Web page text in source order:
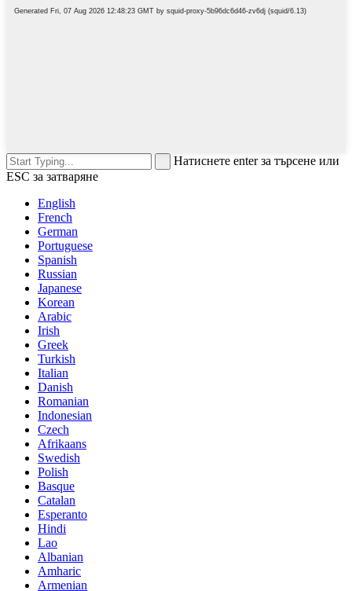
Натиснете enter за търсене или
ESC за затваряне
English
French
German
Portuguese
Spanish
Russian
Japanese
Korean
Arabic
Irish
Greek
Turkish
Italian
Danish
Romanian
Indonesian
Czech
Afrikaans
Swedish
Polish
Basque
Catalan
Esperanto
Hindi
Lao
Albanian
Amharic
Armenian